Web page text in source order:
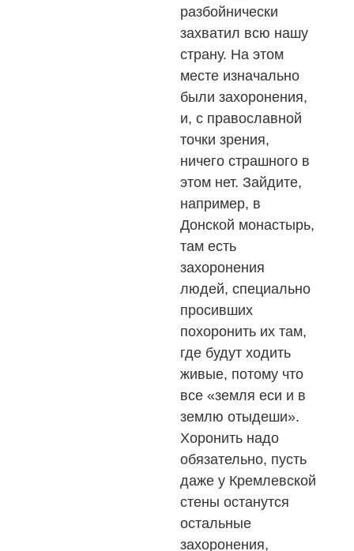
разбойнически
захватил всю нашу
страну. На этом
месте изначально
были захоронения,
и, с православной
точки зрения,
ничего страшного в
этом нет. Зайдите,
например, в
Донской монастырь,
там есть
захоронения
людей, специально
просивших
похоронить их там,
где будут ходить
живые, потому что
все «земля еси и в
землю отыдеши».
Хоронить надо
обязательно, пусть
даже у Кремлевской
стены останутся
остальные
захоронения,